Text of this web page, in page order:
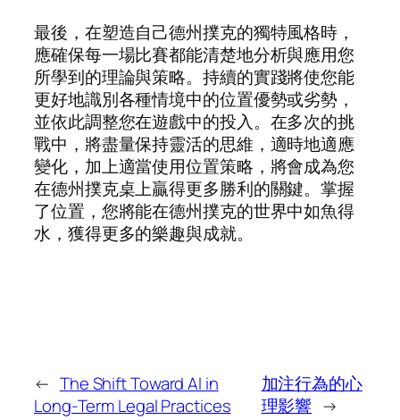
最後，在塑造自己德州撲克的獨特風格時，
應確保每一場比賽都能清楚地分析與應用您
所學到的理論與策略。持續的實踐將使您能
更好地識別各種情境中的位置優勢或劣勢，
並依此調整您在遊戲中的投入。在多次的挑
戰中，將盡量保持靈活的思維，適時地適應
變化，加上適當使用位置策略，將會成為您
在德州撲克桌上贏得更多勝利的關鍵。掌握
了位置，您將能在德州撲克的世界中如魚得
水，獲得更多的樂趣與成就。
← The Shift Toward AI in
Long-Term Legal Practices
加注行為的心
理影響 →